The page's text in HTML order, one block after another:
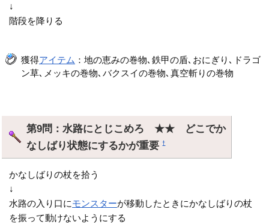
↓
階段を降りる
獲得アイテム ：地の恵みの巻物､鉄甲の盾､おにぎり､ドラゴ
ン草､メッキの巻物､バクスイの巻物､真空斬りの巻物
第9問：水路にとじこめろ ★★ どこでか
なしばり状態にするかが重要†
かなしばりの杖を拾う
↓
水路の入り口にモンスターが移動したときにかなしばりの杖
を振って動けないようにする